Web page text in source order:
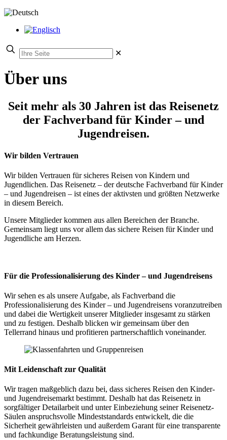
✕
Über uns
Seit mehr als 30 Jahren ist das Reisenetz
der Fachverband für Kinder – und
Jugendreisen.
Wir bilden Vertrauen
Wir bilden Vertrauen für sicheres Reisen von Kindern und
Jugendlichen. Das Reisenetz – der deutsche Fachverband für Kinder
– und Jugendreisen – ist eines der aktivsten und größten Netzwerke
in diesem Bereich.
Unsere Mitglieder kommen aus allen Bereichen der Branche.
Gemeinsam liegt uns vor allem das sichere Reisen für Kinder und
Jugendliche am Herzen.
Für die Professionalisierung des Kinder – und Jugendreisens
Wir sehen es als unsere Aufgabe, als Fachverband die
Professionalisierung des Kinder – und Jugendreisens voranzutreiben
und dabei die Wertigkeit unserer Mitglieder insgesamt zu stärken
und zu festigen. Deshalb blicken wir gemeinsam über den
Tellerrand hinaus und profitieren partnerschaftlich voneinander.
Mit Leidenschaft zur Qualität
Wir tragen maßgeblich dazu bei, dass sicheres Reisen den Kinder-
und Jugendreisemarkt bestimmt. Deshalb hat das Reisenetz in
sorgfältiger Detailarbeit und unter Einbeziehung seiner Reisenetz-
Säulen anspruchsvolle Mindeststandards entwickelt, die die
Sicherheit gewährleisten und außerdem Garant für eine transparente
und fachkundige Beratungsleistung sind.